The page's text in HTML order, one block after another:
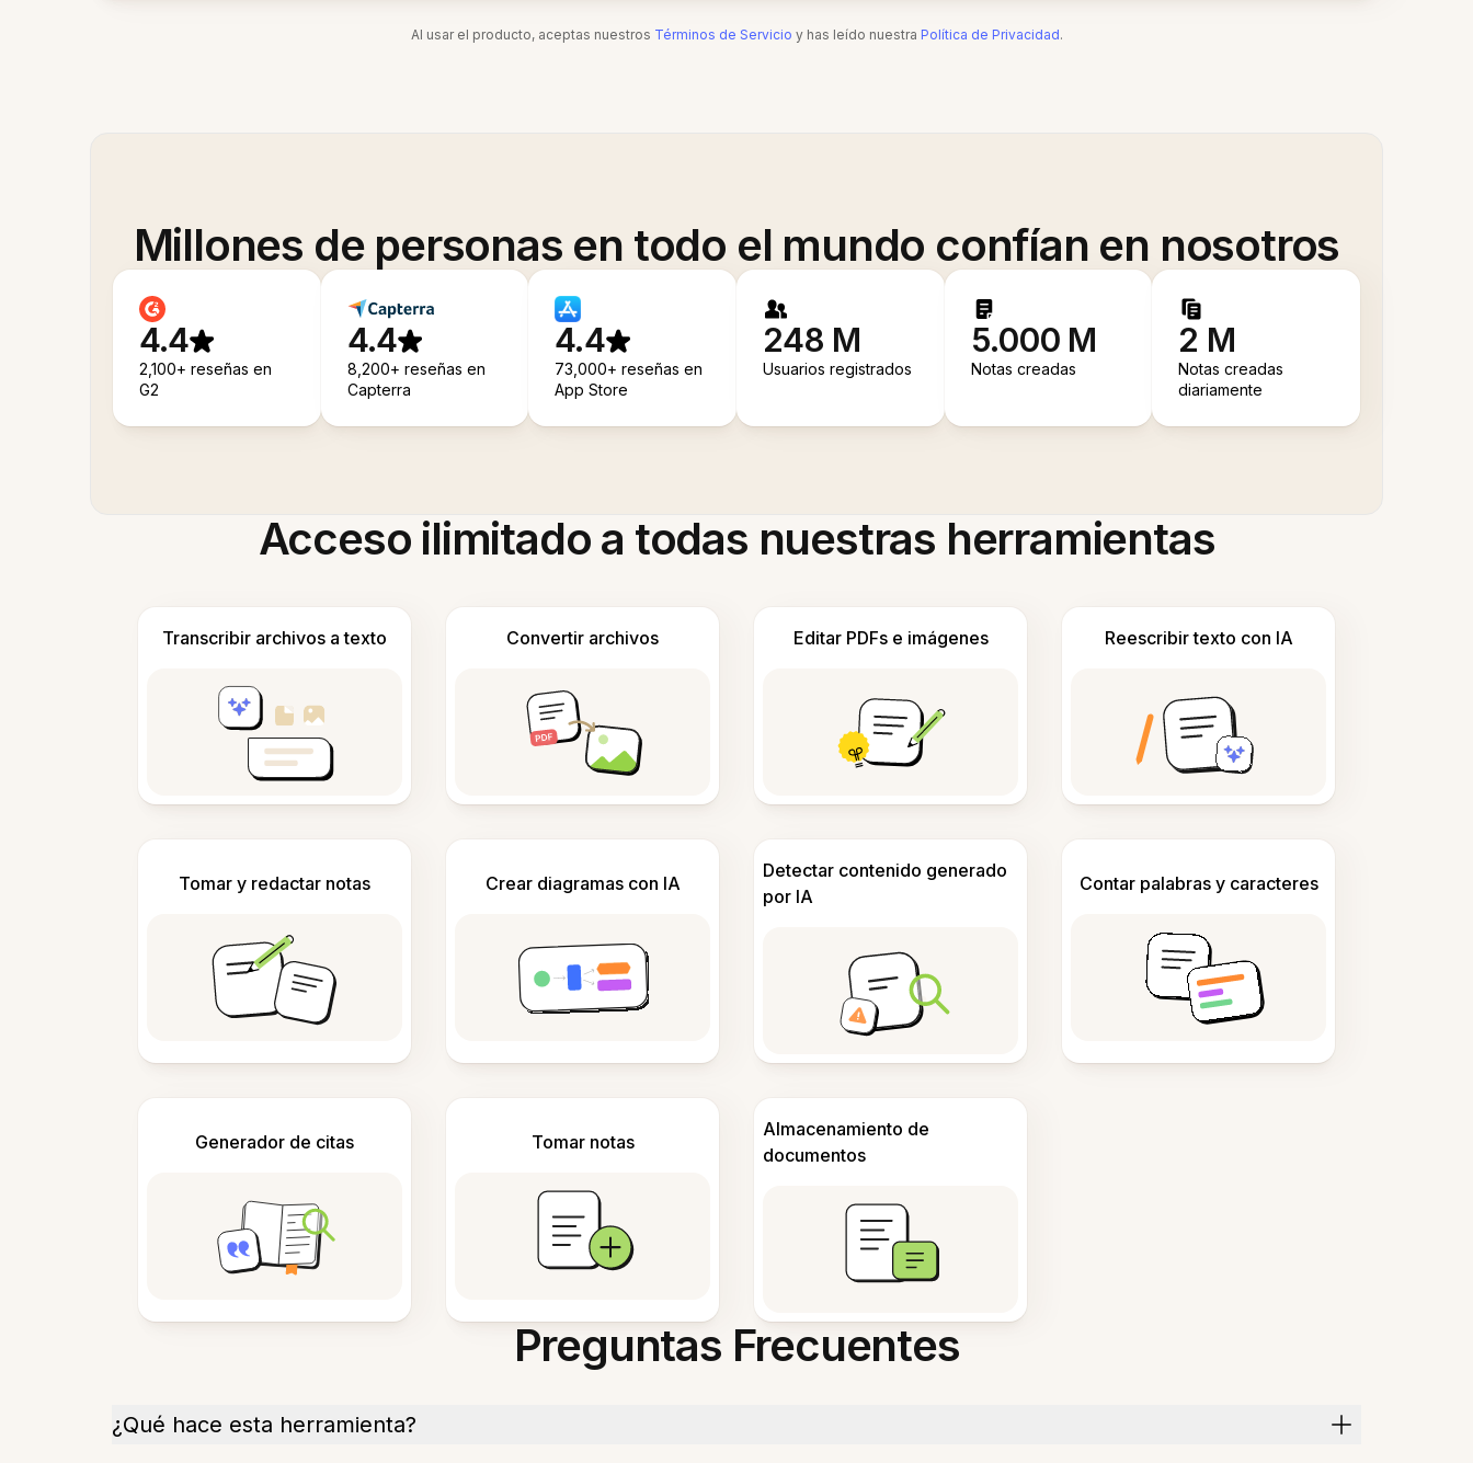
Al usar el producto, aceptas nuestros Términos de Servicio y has leído nuestra Política de Privacidad.
Millones de personas en todo el mundo confían en nosotros
4.4
2,100+ reseñas en
G2
4.4
8,200+ reseñas en
Capterra
4.4
73,000+ reseñas en
App Store
248 M
Usuarios registrados
5.000 M
Notas creadas
2 M
Notas creadas
diariamente
Acceso ilimitado a todas nuestras herramientas
Transcribir archivos a texto Convertir archivos Editar PDFs e imágenes Reescribir texto con IA
Tomar y redactar notas Crear diagramas con IA
Detectar contenido generado
por IA
Contar palabras y caracteres
Generador de citas Tomar notas
Almacenamiento de
documentos
Preguntas Frecuentes
¿Qué hace esta herramienta?